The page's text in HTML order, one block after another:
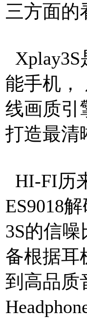
三方面的
能手机，
线画质引
打造最清
HI-FI历
ES9018
3S的信
备根据耳
到高品质